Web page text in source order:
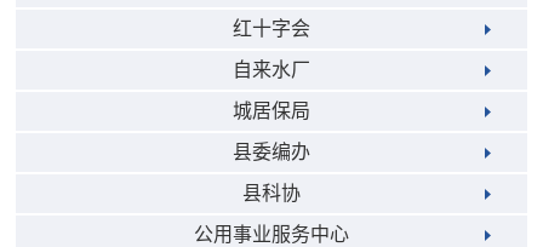
红十字会
自来水厂
城居保局
县委编办
县科协
公用事业服务中心